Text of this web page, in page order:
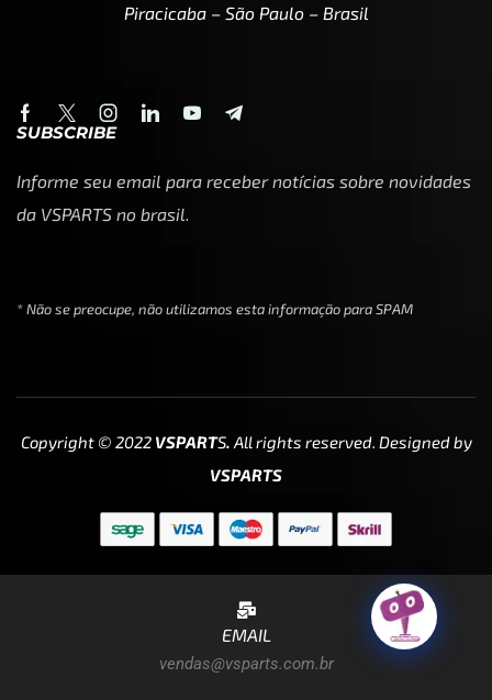
Piracicaba – São Paulo – Brasil
SUBSCRIBE
Informe seu email para receber notícias sobre novidades
da VSPARTS no brasil.
* Não se preocupe, não utilizamos esta informação para SPAM
Copyright © 2022 VSPARTS. All rights reserved. Designed by
VSPARTS
EMAIL
vendas@vsparts.com.br